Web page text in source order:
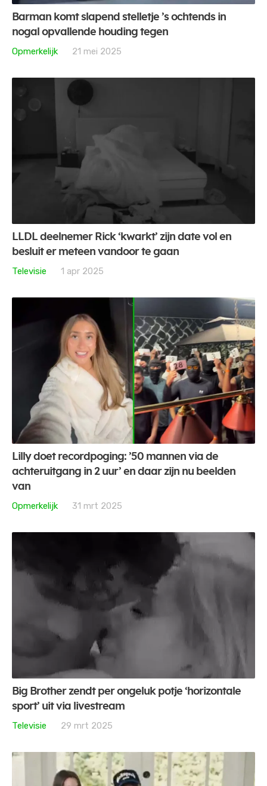
Barman komt slapend stelletje ’s ochtends in
nogal opvallende houding tegen
Opmerkelijk
21 mei 2025
LLDL deelnemer Rick ‘kwarkt’ zijn date vol en
besluit er meteen vandoor te gaan
Televisie
1 apr 2025
Lilly doet recordpoging: ’50 mannen via de
achteruitgang in 2 uur’ en daar zijn nu beelden
van
Opmerkelijk
31 mrt 2025
Big Brother zendt per ongeluk potje ‘horizontale
sport’ uit via livestream
Televisie
29 mrt 2025